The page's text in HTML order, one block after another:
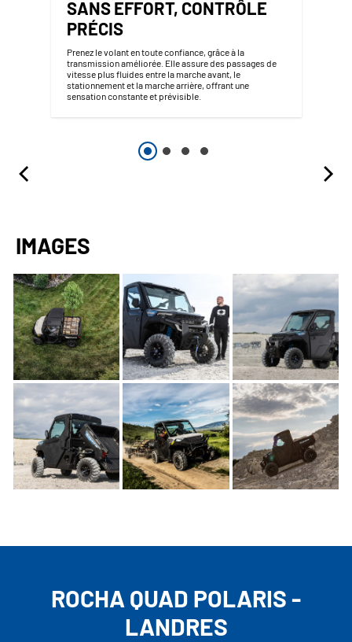
SANS EFFORT, CONTRÔLE
PRÉCIS
Prenez le volant en toute confiance, grâce à la
transmission améliorée. Elle assure des passages de
vitesse plus fluides entre la marche avant, le
stationnement et la marche arrière, offrant une
sensation constante et prévisible.
IMAGES
ROCHA QUAD POLARIS -
LANDRES